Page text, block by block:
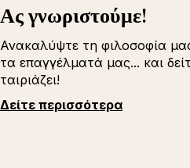
Ας γνωριστούμε!
Ανακαλύψτε τη φιλοσοφία
τα επαγγέλματά μας... και
ταιριάζει!
Δείτε περισσότερα